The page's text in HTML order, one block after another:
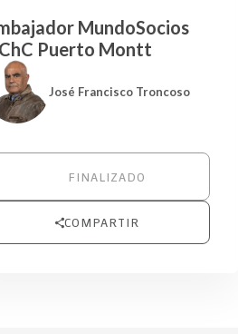
MundoSocios
Puerto Montt
José Francisco Troncoso
FINALIZADO
COMPARTIR